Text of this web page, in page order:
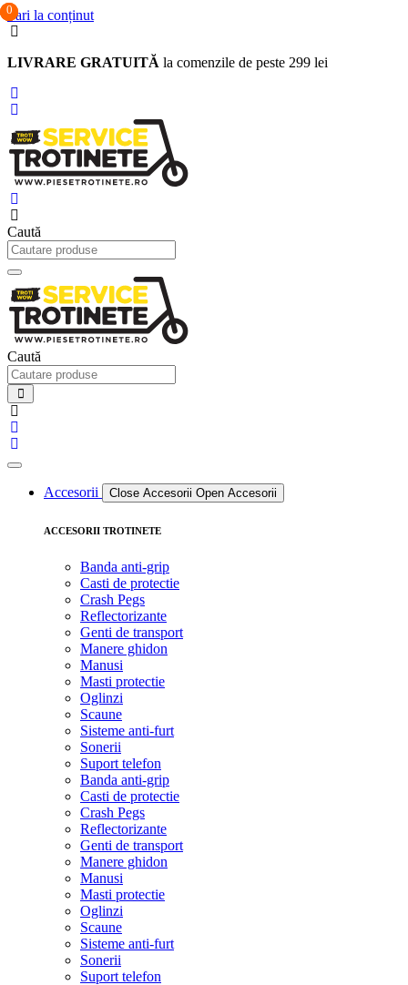
Sari la conținut
LIVRARE GRATUITĂ la comenzile de peste 299 lei
0
Caută
Caută
0
0
Accesorii Close Accesorii Open Accesorii
ACCESORII TROTINETE
Banda anti-grip
Casti de protectie
Crash Pegs
Reflectorizante
Genti de transport
Manere ghidon
Manusi
Masti protectie
Oglinzi
Scaune
Sisteme anti-furt
Sonerii
Suport telefon
Banda anti-grip
Casti de protectie
Crash Pegs
Reflectorizante
Genti de transport
Manere ghidon
Manusi
Masti protectie
Oglinzi
Scaune
Sisteme anti-furt
Sonerii
Suport telefon